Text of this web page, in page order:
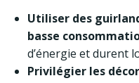
Utiliser des
basse
d’énergie et durent
Privilégier les